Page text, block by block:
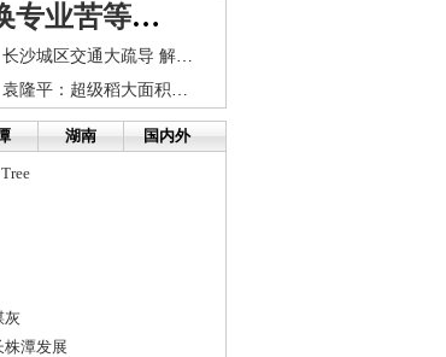
长沙大三女生为换专业苦等校长数日 不会轻易放弃
长沙城区交通大疏导 解放路黄兴路口将设人行天桥
袁隆平：超级稻大面积亩产900公斤能如期实现
湖南 国内外
灰
潭发展